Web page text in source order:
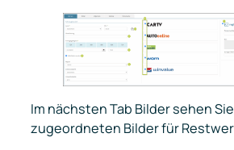
Im nächsten Tab Bildersehen
zugeordneten Bilder für